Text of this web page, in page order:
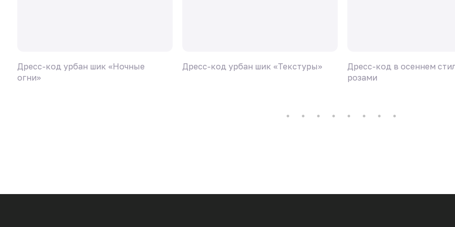
Дресс-код урбан шик «Ночные
огни»
Дресс-код урбан шик «Текстуры»
Дресс-код в осеннем
розами